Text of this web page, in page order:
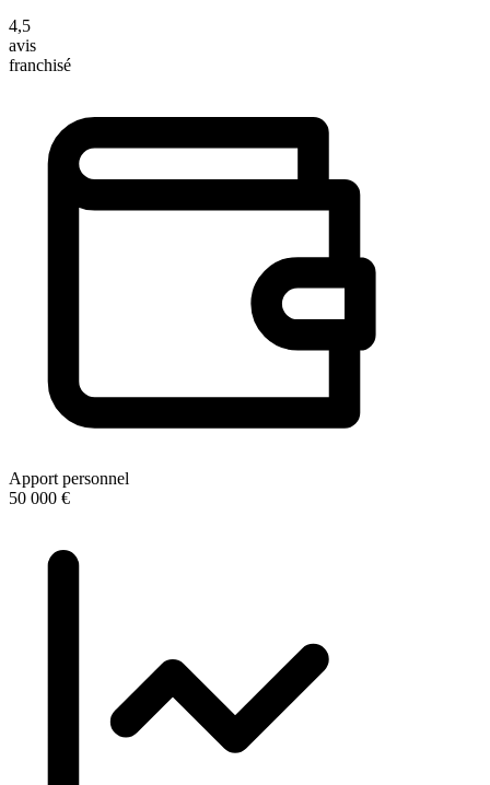
4,5
avis
franchisé
Apport personnel
50 000 €